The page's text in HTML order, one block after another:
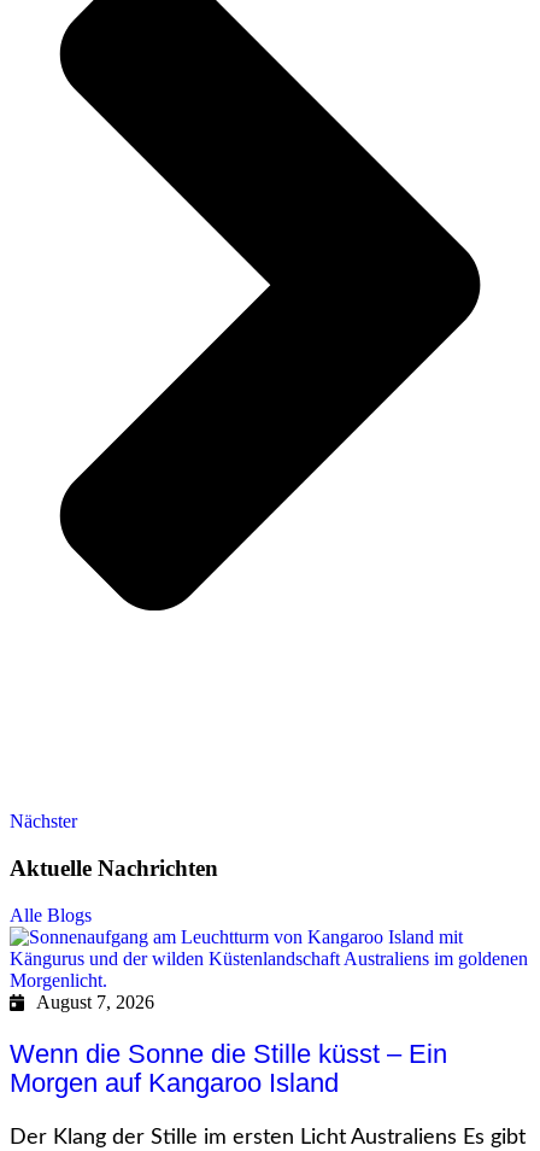
Nächster
Aktuelle Nachrichten
Alle Blogs
August 7, 2026
Wenn die Sonne die Stille küsst – Ein
Morgen auf Kangaroo Island
Der Klang der Stille im ersten Licht Australiens Es gibt